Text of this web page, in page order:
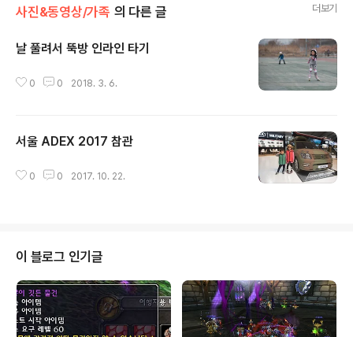
사진&동영상/가족 의 다른 글 더보기
날 풀려서 뚝방 인라인 타기
0 0 2018. 3. 6.
서울 ADEX 2017 참관
0 0 2017. 10. 22.
이 블로그 인기글